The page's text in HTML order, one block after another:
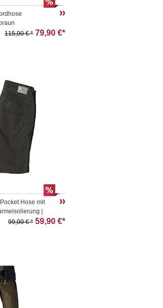
115,00 € *79,90 €*
Hose mit
|
99,00 € *59,90 €*